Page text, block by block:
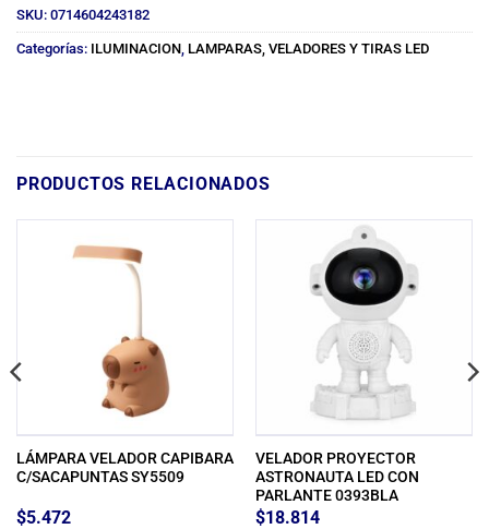
SKU: 0714604243182
Categorías: ILUMINACION LAMPARAS, VELADORES Y TIRAS LED
PRODUCTOS RELACIONADOS
LÁMPARA VELADOR CAPIBARA
C/SACAPUNTAS SY5509
$5.472
VELADOR PROYECTOR
ASTRONAUTA LED CON
PARLANTE 0393BLA
$18.814